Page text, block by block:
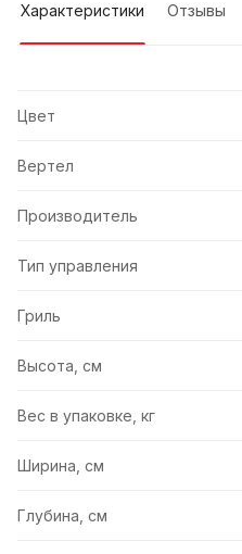
Характеристики Отзывы
Цвет
Вертел
Производитель
Тип управления
Гриль
Высота, см
Вес в упаковке, кг
Ширина, см
Глубина, см